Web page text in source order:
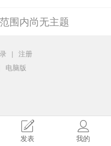
围内尚无主题
|
注册
电脑版
发表 我的